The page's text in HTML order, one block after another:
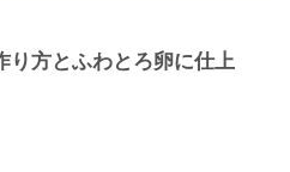
り方とふわとろ卵に仕上